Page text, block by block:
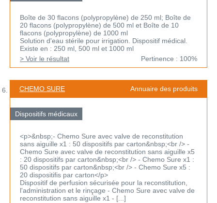
Boîte de 30 flacons (polypropylène) de 250 ml; Boîte de
20 flacons (polypropylène) de 500 ml et Boîte de 10
flacons (polypropylène) de 1000 ml
Solution d'eau stérile pour irrigation. Dispositif médical.
Existe en : 250 ml, 500 ml et 1000 ml
> Voir le résultat
Pertinence : 100%
CHEMO SURE Annuaire des produits
Dispositifs médicaux
<p>&nbsp;- Chemo Sure avec valve de reconstitution
sans aiguille x1 : 50 dispositifs par carton&nbsp;<br /> -
Chemo Sure avec valve de reconstitution sans aiguille x5
: 20 dispositifs par carton&nbsp;<br /> - Chemo Sure x1 :
50 dispositifs par carton&nbsp;<br /> - Chemo Sure x5 :
20 dispositifis par carton</p>
Dispositif de perfusion sécurisée pour la reconstitution,
l'administration et le rinçage - Chemo Sure avec valve de
reconstitution sans aiguille x1 - [...]